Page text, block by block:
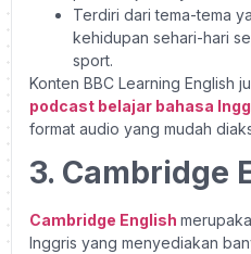
Terdiri dari tema-tema
kehidupan sehari-hari
sport.
Konten BBC Learning English
podcast belajar bahasa
format audio yang mudah
3. Cambridge
Cambridge English
Inggris yang menyediakan